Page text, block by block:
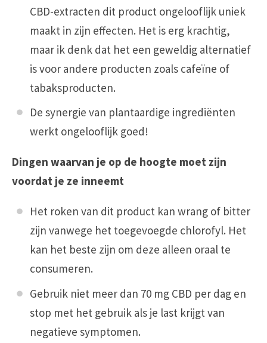
CBD-extracten dit product ongelooflijk uniek
maakt in zijn effecten. Het is erg krachtig,
maar ik denk dat het een geweldig alternatief
is voor andere producten zoals cafeïne of
tabaksproducten.
De synergie van plantaardige ingrediënten
werkt ongelooflijk goed!
Dingen waarvan je op de hoogte moet zijn
voordat je ze inneemt
Het roken van dit product kan wrang of bitter
zijn vanwege het toegevoegde chlorofyl. Het
kan het beste zijn om deze alleen oraal te
consumeren.
Gebruik niet meer dan 70 mg CBD per dag en
stop met het gebruik als je last krijgt van
negatieve symptomen.